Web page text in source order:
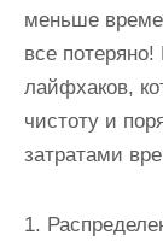
меньше
все
лайфхаков,
чистоту и
затратами
1.